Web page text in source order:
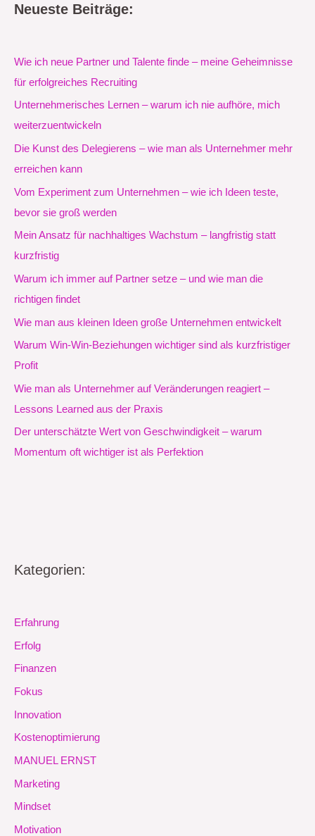
Neueste Beiträge:
Wie ich neue Partner und Talente finde – meine Geheimnisse
für erfolgreiches Recruiting
Unternehmerisches Lernen – warum ich nie aufhöre, mich
weiterzuentwickeln
Die Kunst des Delegierens – wie man als Unternehmer mehr
erreichen kann
Vom Experiment zum Unternehmen – wie ich Ideen teste,
bevor sie groß werden
Mein Ansatz für nachhaltiges Wachstum – langfristig statt
kurzfristig
Warum ich immer auf Partner setze – und wie man die
richtigen findet
Wie man aus kleinen Ideen große Unternehmen entwickelt
Warum Win-Win-Beziehungen wichtiger sind als kurzfristiger
Profit
Wie man als Unternehmer auf Veränderungen reagiert –
Lessons Learned aus der Praxis
Der unterschätzte Wert von Geschwindigkeit – warum
Momentum oft wichtiger ist als Perfektion
Kategorien:
Erfahrung
Erfolg
Finanzen
Fokus
Innovation
Kostenoptimierung
MANUEL ERNST
Marketing
Mindset
Motivation